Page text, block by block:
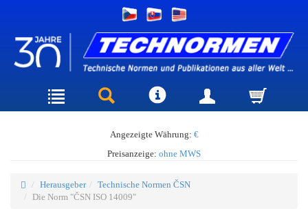
Angezeigte Währung: €
Preisanzeige: ohne MWS
Herausgeber
Technische Normen ČSN
Die Norm "ČSN ISO 14009"